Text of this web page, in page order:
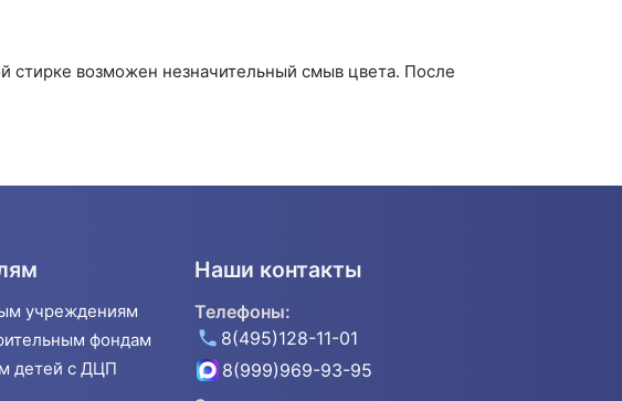
стирке возможен незначительный смыв цвета. После
учреждениям
фондам
детей с ДЦП
Наши контакты
Телефоны:
8(495)128-11-01
8(999)969-93-95